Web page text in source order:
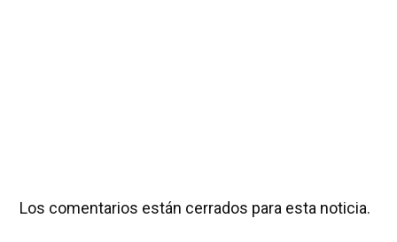
Los comentarios están cerrados para esta noticia.